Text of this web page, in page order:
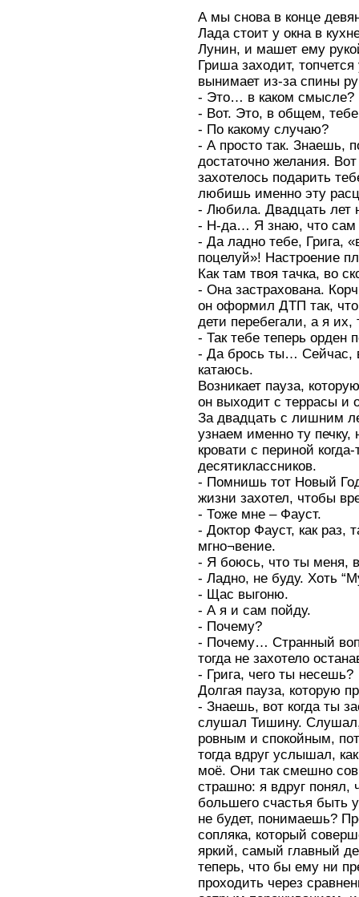
А мы снова в конце
Лада стоит у окна в
Лунин, и машет ему
Гриша заходит,
вынимает из-за спины
- Это… в каком смысле?
- Вот. Это, в общем,
- По какому случаю?
- А просто так. Знаешь,
достаточно желания.
захотелось подарить
любишь именно эту
- Любила. Двадцать лет
- Н-да… Я знаю, что сам
- Да ладно тебе, Грига,
поцелуй»! Настроение
Как там твоя тачка, во
- Она застрахована.
он оформил ДТП так, что
дети перебегали, а я
- Так тебе теперь орден
- Да брось ты… Сейчас,
катаюсь.
Возникает пауза,
он выходит с террасы и
За двадцать с лишним
узнаем именно ту печку,
кровати с периной
десятиклассников.
- Помнишь тот Новый
жизни захотел, чтобы
- Тоже мне – Фауст.
- Доктор Фауст, как раз,
мгно¬вение.
- Я боюсь, что ты меня,
- Ладно, не буду. Хоть
- Щас выгоню.
- А я и сам пойду.
- Почему?
- Почему… Странный
тогда не захотело
- Грига, чего ты несешь?
Долгая пауза, которую
- Знаешь, вот когда ты
слушал Тишину. Слушал,
ровным и спокойным,
тогда вдруг услышал,
моё. Они так смешно
страшно: я вдруг понял,
большего счастья быть
не будет, понимаешь?
сопляка, который
яркий, самый главный
теперь, что бы ему ни
проходить через